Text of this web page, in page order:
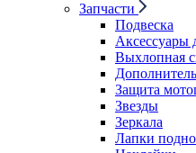
Запчасти
Подвеска
Аксессуары
Выхлопная
Защита
Звезды
Зеркала
Лапки